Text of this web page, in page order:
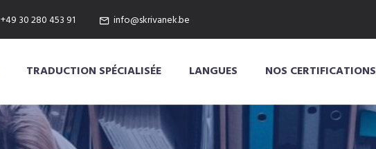
+49 30 280 453 91 info@skrivanek.be
TRADUCTION SPÉCIALISÉE LANGUES NOS CERTIFICATIONS